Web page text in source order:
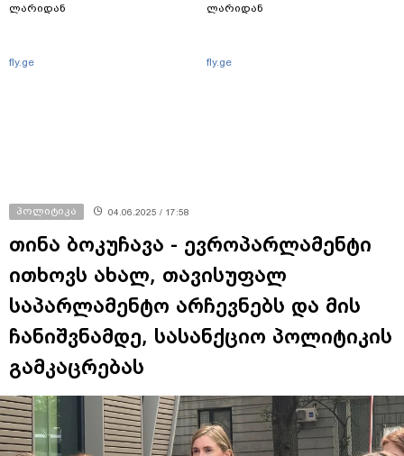
ლარიდან
fly.ge
ლარიდან
fly.ge
პოლიტიკა 04.06.2025 / 17:58
თინა ბოკუჩავა - ევროპარლამენტი
ითხოვს ახალ, თავისუფალ
საპარლამენტო არჩევნებს და მის
ჩანიშვნამდე, სასანქციო პოლიტიკის
გამკაცრებას